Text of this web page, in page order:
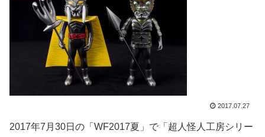
2017.07.27
2017年7月30日の「WF2017夏」で「超人怪人工房シリー